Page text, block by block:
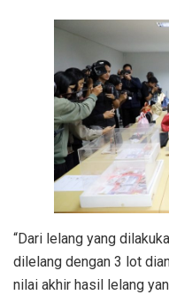
“Dari lelang yang
dilelang dengan 3 lot
nilai akhir hasil lelang